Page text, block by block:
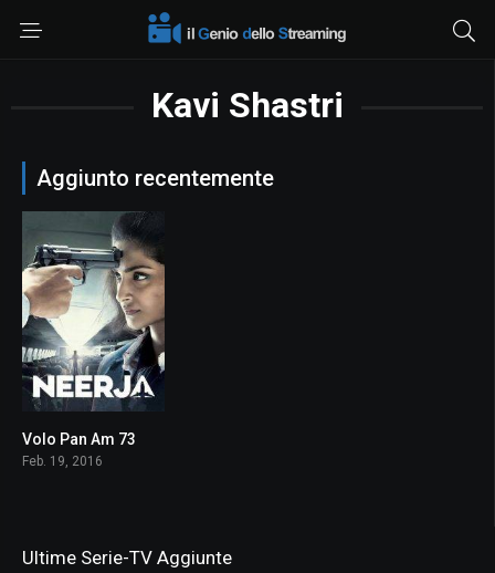
Kavi Shastri
Aggiunto recentemente
Volo Pan Am 73
Feb. 19, 2016
Ultime Serie-TV Aggiunte